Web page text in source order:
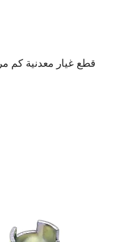
قطع غيار معدنية كم